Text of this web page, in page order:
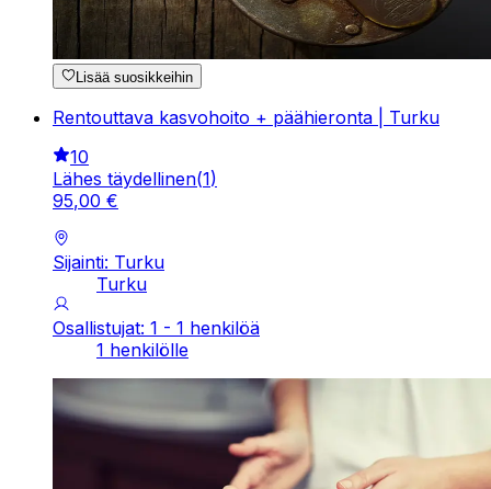
Lisää suosikkeihin
Rentouttava kasvohoito + päähieronta | Turku
10
Lähes täydellinen(1)
95,00 €
Sijainti: Turku
Turku
Osallistujat: 1 - 1 henkilöä
1 henkilölle